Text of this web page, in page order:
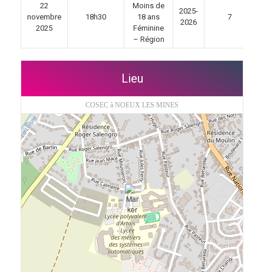
22
novembre
2025
18h30
Moins de
18 ans
Féminine
– Région
2025-
2026
7
Lieu
COSEC à NOEUX LES MINES